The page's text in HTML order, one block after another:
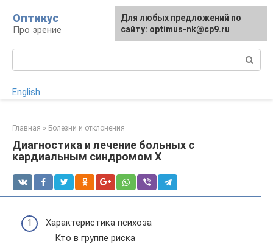
контенту
Оптикус
Про зрение
English
Главная » Болезни и отклонения
Диагностика и лечение больных с
кардиальным синдромом Х
Характеристика психоза
Кто в группе риска
Для любых предложений по
сайту: optimus-nk@cp9.ru